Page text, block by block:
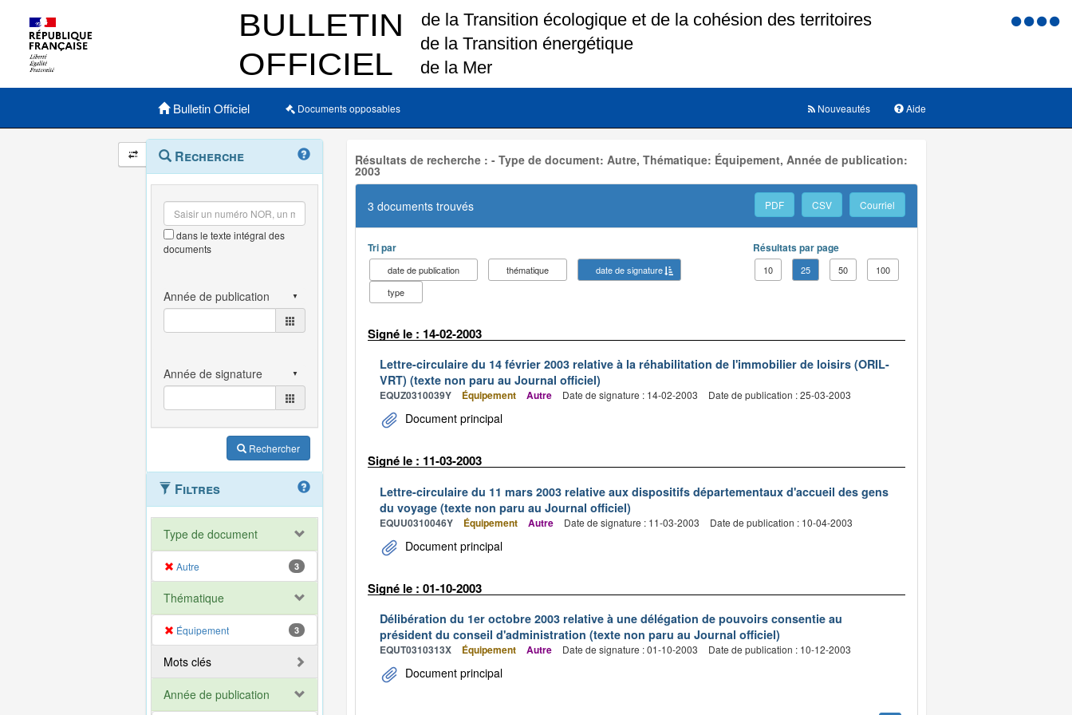
Menu
Menu principal
Bulletin Officiel Documents opposables Aide
Nouveautés
Navigation
et
outils
annexes
Menu
contextuel
Recherche
dans le texte intégral des
documents
Rechercher
Filtres
Type de document
Autre 3
Thématique
Équipement 3
Mots clés
Année de publication
Résultats de recherche : - Type de document: Autre, Thématique: Équipement, Année de publication:
2003
3 documents trouvés PDF CSV Courriel
Tri par
date de publication thématique
date de signature
type
Résultats par page
10 25 50 100
Signé le : 14-02-2003
Lettre-circulaire du 14 février 2003 relative à la réhabilitation de l'immobilier de loisirs (ORIL-
VRT) (texte non paru au Journal officiel)
EQUZ0310039Y Équipement Autre Date de signature : 14-02-2003 Date de publication : 25-03-2003
Document principal
Signé le : 11-03-2003
Lettre-circulaire du 11 mars 2003 relative aux dispositifs départementaux d'accueil des gens
du voyage (texte non paru au Journal officiel)
EQUU0310046Y Équipement Autre Date de signature : 11-03-2003 Date de publication : 10-04-2003
Document principal
Signé le : 01-10-2003
Délibération du 1er octobre 2003 relative à une délégation de pouvoirs consentie au
président du conseil d'administration (texte non paru au Journal officiel)
EQUT0310313X Équipement Autre Date de signature : 01-10-2003 Date de publication : 10-12-2003
Document principal